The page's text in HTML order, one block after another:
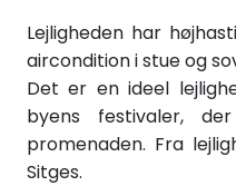
Lejligheden har
aircondition i stue og
Det er en ideel
byens festivaler,
promenaden. Fra
Sitges.